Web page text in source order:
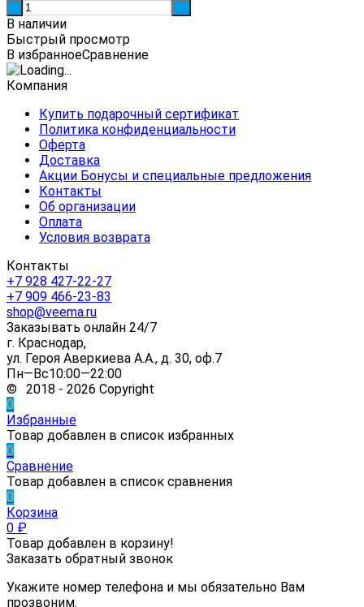
В наличии
Быстрый просмотр
В избранноеСравнение
Компания
Купить подарочный сертификат
Политика конфиденциальности
Оферта
Доставка
Акции Бонусы и специальные предложения
Контакты
Об организации
Оплата
Условия возврата
Контакты
+7 928 427-22-27
+7 909 466-23-83
shop@veema.ru
Заказывать онлайн 24/7
г. Краснодар,
ул. Героя Аверкиева А.А., д. 30, оф.7
Пн—Вс10:00—22:00
© 2018 - 2026 Copyright
0
Избранные
Товар добавлен в список избранных
0
Сравнение
Товар добавлен в список сравнения
0
Корзина
0 ₽
Товар добавлен в корзину!
Заказать обратный звонок
Укажите номер телефона и мы обязательно Вам
прозвоним.